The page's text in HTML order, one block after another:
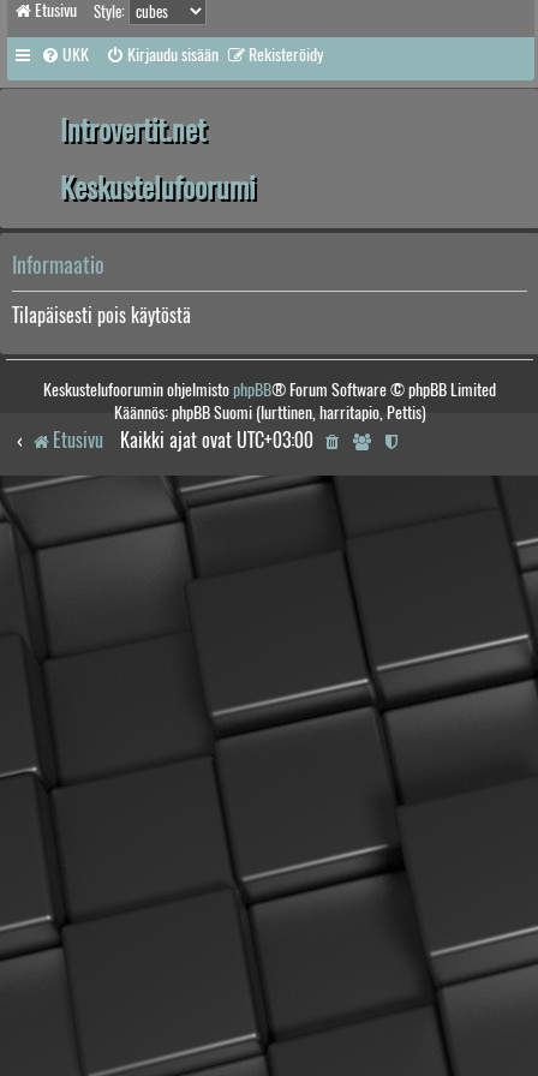
Etusivu Style:
UKK Kirjaudu sisään Rekisteröidy
Introvertit.net
Keskustelufoorumi
Informaatio
Tilapäisesti pois käytöstä
Keskustelufoorumin ohjelmistophpBB® Forum Software © phpBB Limited
Käännös: phpBB Suomi (lurttinen, harritapio, Pettis)
Etusivu Kaikki ajat ovat UTC+03:00